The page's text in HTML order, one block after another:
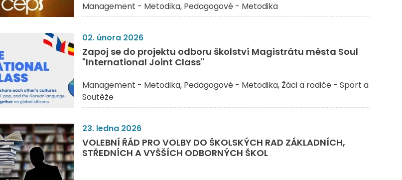
Management - Metodika Pedagogové - Metodika
02. února 2026
Zapoj se do projektu odboru školství Magistrátu města Soul
"International Joint Class"
Management - Metodika Pedagogové - Metodika Žáci a rodiče - Sport a
Soutěže
23. ledna 2026
VOLEBNÍ ŘÁD PRO VOLBY DO ŠKOLSKÝCH RAD ZÁKLADNÍCH,
STŘEDNÍCH A VYŠŠÍCH ODBORNÝCH ŠKOL